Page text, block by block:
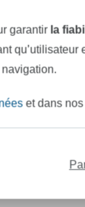
garantir la
et dans nos